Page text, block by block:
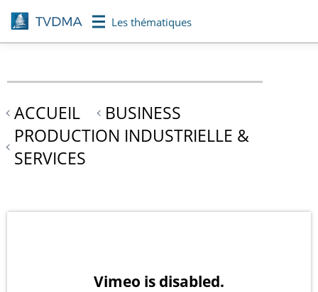
Aller
au
contenu
Les thématiques
ACCUEIL
BUSINESS
PRODUCTION INDUSTRIELLE &
SERVICES
Vimeo is disabled.